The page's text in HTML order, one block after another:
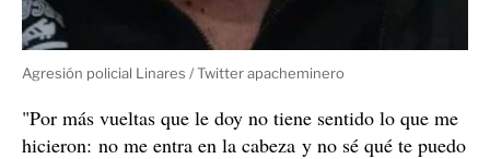
Agresión policial Linares / Twitter apacheminero
"Por más vueltas que le doy no tiene sentido lo que me
hicieron: no me entra en la cabeza y no sé qué te puedo